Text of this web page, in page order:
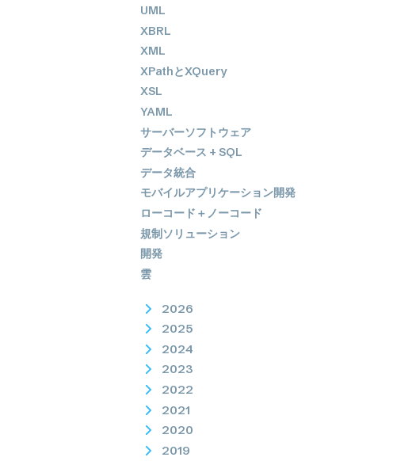
UML
XBRL
XML
XPathとXQuery
XSL
YAML
サーバーソフトウェア
データベース + SQL
データ統合
モバイルアプリケーション開発
ローコード＋ノーコード
規制ソリューション
開発
雲
2026
2025
2024
2023
2022
2021
2020
2019